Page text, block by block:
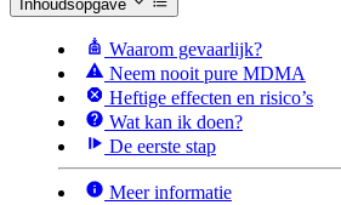
Inhoudsopgave
Waarom gevaarlijk?
Neem nooit pure MDMA
Heftige effecten en risico’s
Wat kan ik doen?
De eerste stap
Meer informatie